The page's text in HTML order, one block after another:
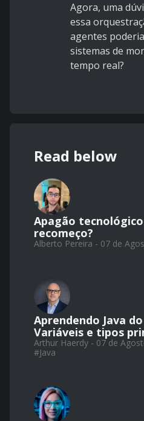
Agora, uma
essa
agentes
sistemas de
tempo real?
Read below
Apagão
recomeço?
Alberto Pereira - 07 de
Aprendendo Java
Variáveis e tipos
Arthur Haerdy - 07 de
#Java